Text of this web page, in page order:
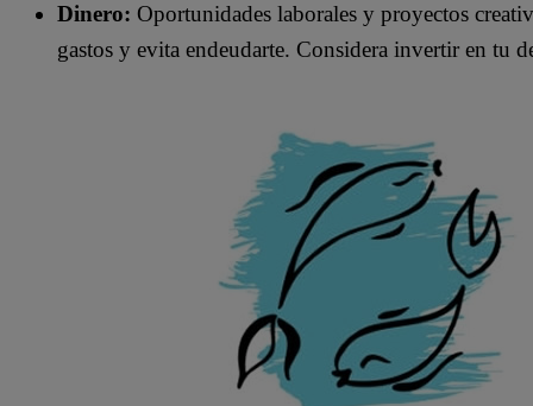
Dinero: Oportunidades laborales y proyectos
gastos y evita endeudarte. Considera invertir en tu